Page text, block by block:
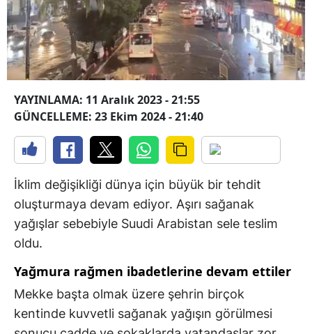
YAYINLAMA: 11 Aralık 2023 - 21:55
GÜNCELLEME: 23 Ekim 2024 - 21:40
İklim değişikliği dünya için büyük bir tehdit
oluşturmaya devam ediyor. Aşırı sağanak
yağışlar sebebiyle Suudi Arabistan sele teslim
oldu.
Yağmura rağmen ibadetlerine devam ettiler
Mekke başta olmak üzere şehrin birçok
kentinde kuvvetli sağanak yağışın görülmesi